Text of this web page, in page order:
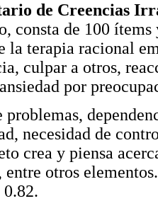
de Creencias
consta de 100
la terapia racional
culpar a otros,
por
problemas,
necesidad de
crea y piensa
entre otros